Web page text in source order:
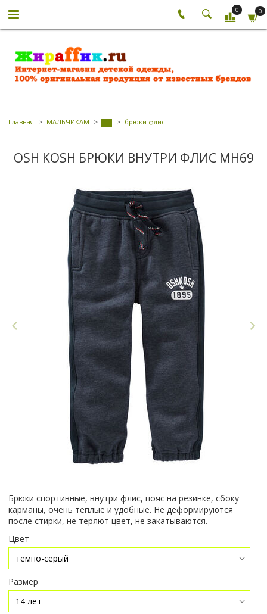
0 0
Главная МАЛЬЧИКАМ - брюки флис
OSH KOSH БРЮКИ ВНУТРИ ФЛИС МН69
Брюки спортивные, внутри флис, пояс на резинке, сбоку
карманы, очень теплые и удобные. Не деформируются
после стирки, не теряют цвет, не закатываются.
Цвет
Размер